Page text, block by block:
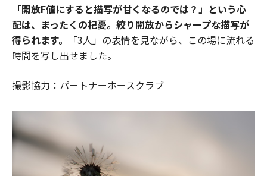
「開放F値にすると描写が甘くなるのでは？」という心
配は、まったくの杞憂。絞り開放からシャープな描写が
得られます。
「3人」の表情を見ながら、この場に流れる
時間を写し出せました。
撮影協力：パートナーホースクラブ